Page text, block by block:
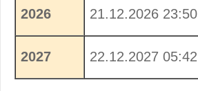
2026 21.12.2026 23:50
2027 22.12.2027 05:42